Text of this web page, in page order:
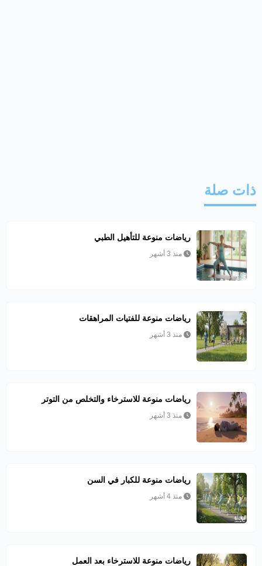
ذات صلة
رياضات منوعة للتأهيل الطبي
منذ 3 أشهر
رياضات منوعة للفتيات المراهقات
منذ 3 أشهر
رياضات منوعة للاسترخاء والتخلص من التوتر
منذ 3 أشهر
رياضات منوعة للكبار في السن
منذ 4 أشهر
رياضات منوعة للاسترخاء بعد العمل